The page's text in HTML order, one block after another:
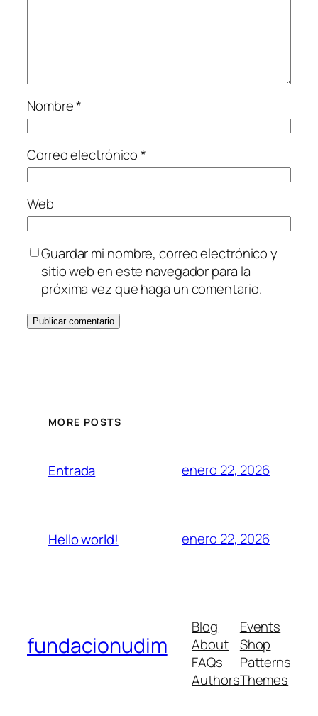
Nombre*
Correo electrónico*
Web
Guardar mi nombre, correo electrónico y
sitio web en este navegador para la
próxima vez que haga un comentario.
MORE POSTS
Entrada enero 22, 2026
Hello world! enero 22, 2026
fundacionudim
Blog
About
FAQs
Authors
Events
Shop
Patterns
Themes